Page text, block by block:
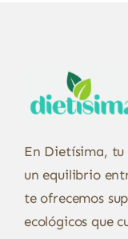
En Dietísima, tu
un equilibrio
te ofrecemos
ecológicos que